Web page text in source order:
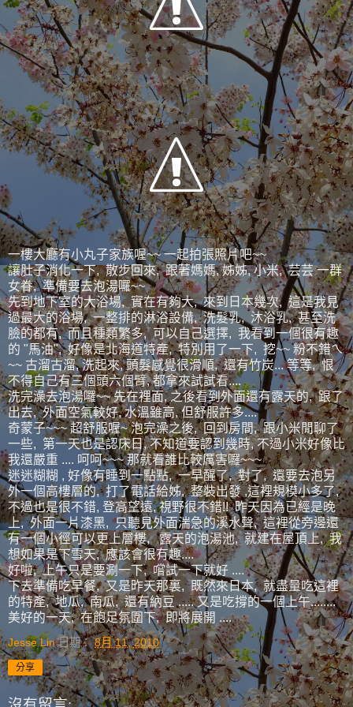
一樓大廳有小丸子家族喔~~ 一起拍張照片吧~~
讓肚子消化一下, 散步回來, 跟著媽媽, 姊姊, 小米, 芸芸 一群
女眷, 準備要去泡湯囉~~
先到地下室的大浴場, 實在有夠大, 來到日本幾次, 這是我見
過最大的浴場, 一整排的淋浴設備, 洗髮乳, 沐浴乳, 甚至洗
臉的都有, 而且種類繁多, 可以自己選擇, 我看到一個很有趣
的 "馬油", 好像是北海道特產, 特別用了一下, 挖~~ 粉不錯ㄟ
~~ 古溜古溜, 洗起來, 頭髮感覺很滑順, 還有竹炭... 等等, 恨
不得自己有三個頭六個臂, 都拿來試試看....
洗完澡去泡湯囉~~ 先在裡面, 之後看到外面還有露天的, 跟了
出去, 外面空氣較好, 水溫雖高, 但舒服許多....
奇蒙子~~~ 超舒服喔~ 泡完澡之後, 回到房間, 跟小米閒聊了
一些, 第一天也是認床日, 不知道要認到幾時, 不過小米好像比
我還嚴重 .... 呵呵~~~ 那就看誰比較厲害囉~~~
迷迷糊糊 , 好像有睡到一點點, 一早醒了, 對了, 還要去泡另
外一個高樓層的, 打了電話給姊, 整裝出發 ,這裡規模小多了,
不過也是很不錯, 登高望遠, 視野很不錯!! 昨天因為已經是晚
上, 外面一片漆黑, 只聽見外面湍急的溪水聲, 這裡從旁邊還
有一個小徑可以更上層樓, 露天的泡湯池, 就建在屋頂上, 我
想如果是下雪天, 應該會很有趣....
好啦, 上午只是要涮一下, 嚐試一下就好 ....
下去準備吃早餐, 又是昨天那裏, 既然來日本, 就盡量吃這裡
的特產, 地瓜, 南瓜, 還有納豆 ..... 又是吃撐的一個上午........
美好的一天, 在飽足氛圍下, 即將展開 ....
Jesse Lin 日期：8月 11, 2010
分享